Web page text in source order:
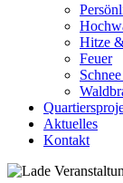
Hitze
Feuer
Aktuelles
Kontakt